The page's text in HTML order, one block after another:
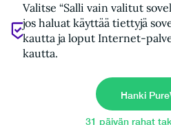
Valitse “Salli vain valitut
jos haluat käyttää tiettyjä
kautta ja loput Internet-
kautta.
Hanki
31 päivän rahat